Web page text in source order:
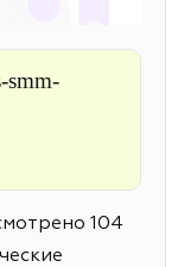
smm-
104